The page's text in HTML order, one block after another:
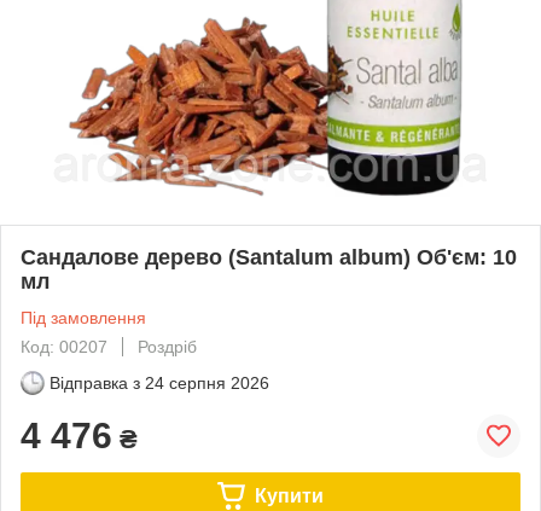
Сандалове дерево (Santalum album) Об'єм: 10
мл
Під замовлення
Код: 00207
Роздріб
Відправка з 24 серпня 2026
4 476 ₴
Купити